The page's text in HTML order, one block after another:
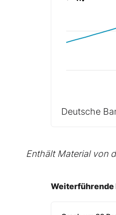
Deutsche
Enthält Material von
Weiterführende